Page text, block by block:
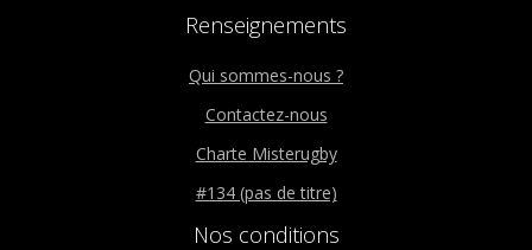
Renseignements
Qui sommes-nous ?
Contactez-nous
Charte Misterugby
#134 (pas de titre)
Nos conditions